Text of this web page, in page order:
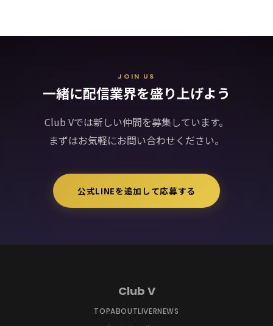
JOIN US
一緒に配信業界を盛り上げよう
Club Vでは新しい仲間を募集しています。
まずはお気軽にお問い合わせください。
公式LINEを追加して応募する
Club V
TOPABOUTLIVERNEWS